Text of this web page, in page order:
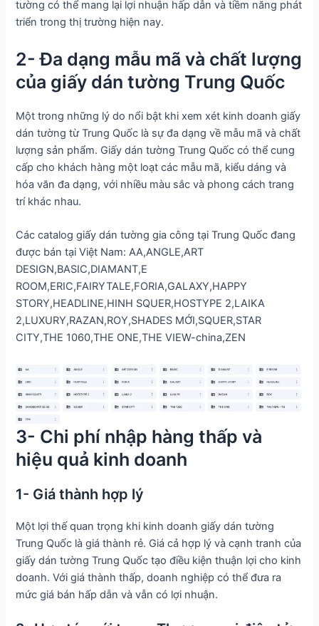
tường có thể mang lại lợi nhuận hấp dẫn và tiềm năng phát
triển trong thị trường hiện nay.
2- Đa dạng mẫu mã và chất lượng
của giấy dán tường Trung Quốc
Một trong những lý do nổi bật khi xem xét kinh doanh giấy
dán tường từ Trung Quốc là sự đa dạng về mẫu mã và chất
lượng sản phẩm. Giấy dán tường Trung Quốc có thể cung
cấp cho khách hàng một loạt các mẫu mã, kiểu dáng và
hóa văn đa dạng, với nhiều màu sắc và phong cách trang
trí khác nhau.
Các catalog giấy dán tường gia công tại Trung Quốc đang
được bán tại Việt Nam: AA,ANGLE,ART
DESIGN,BASIC,DIAMANT,E
ROOM,ERIC,FAIRYTALE,FORIA,GALAXY,HAPPY
STORY,HEADLINE,HINH SQUER,HOSTYPE 2,LAIKA
2,LUXURY,RAZAN,ROY,SHADES MỚI,SQUER,STAR
CITY,THE 1060,THE ONE,THE VIEW-china,ZEN
3- Chi phí nhập hàng thấp và
hiệu quả kinh doanh
1- Giá thành hợp lý
Một lợi thế quan trọng khi kinh doanh giấy dán tường
Trung Quốc là giá thành rẻ. Giá cả hợp lý và cạnh tranh của
giấy dán tường Trung Quốc tạo điều kiện thuận lợi cho kinh
doanh. Với giá thành thấp, doanh nghiệp có thể đưa ra
mức giá bán hấp dẫn và vẫn có lợi nhuận.